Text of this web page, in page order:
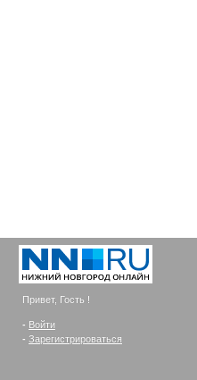
Привет, Гость !
- Войти
- Зарегистрироваться